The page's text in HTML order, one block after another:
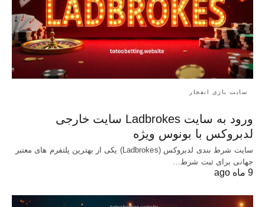
سایت بازی انفجار
ورود به سایت Ladbrokes سایت خارجی
لدبروکس با بونوس ویژه
سایت شرط بندی لدبروکس (Ladbrokes) یکی از بهترین پلتفرم های معتبر
جهانی برای ثبت شرط…
9 ماه ago